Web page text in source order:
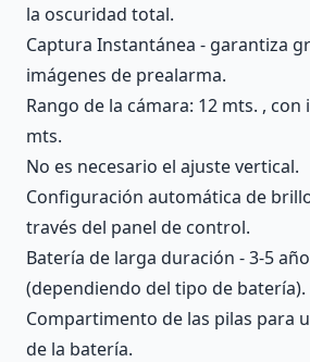
la oscuridad total.
Captura Instantánea - garantiza
imágenes de prealarma.
Rango de la cámara: 12 mts. , con
mts.
No es necesario el ajuste vertical.
Configuración automática de
través del panel de control.
Batería de larga duración - 3-5
(dependiendo del tipo de batería).
Compartimento de las pilas para
de la batería.